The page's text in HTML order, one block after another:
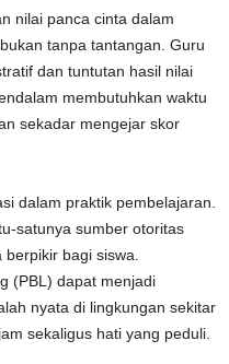
nilai panca cinta dalam
tanpa tantangan. Guru
dan tuntutan hasil nilai
membutuhkan waktu
sekadar mengejar skor
dalam praktik pembelajaran.
satunya sumber otoritas
bagi siswa.
(PBL) dapat menjadi
nyata di lingkungan sekitar
sekaligus hati yang peduli.